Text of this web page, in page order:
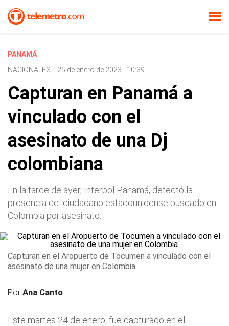
PANAMÁ
NACIONALES - 25 de enero de 2023 - 10:39
Capturan en Panamá a
vinculado con el
asesinato de una Dj
colombiana
En la tarde de ayer, Interpol Panamá, detectó la
presencia del ciudadano estadounidense buscado en
Colombia por asesinato.
Capturan en el Aropuerto de Tocumen a vinculado con el
asesinato de una mujer en Colombia.
PorAna Canto
Este martes 24 de enero, fue capturado en el